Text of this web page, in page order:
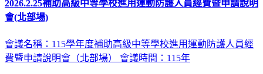
2026.2.25補助高級中等學校進用運動防護人員經費暨申請說明
會(北部場)
會議名稱：115學年度補助高級中等學校進用運動防護人員經
費暨申請說明會（北部場） 會議時間：115年